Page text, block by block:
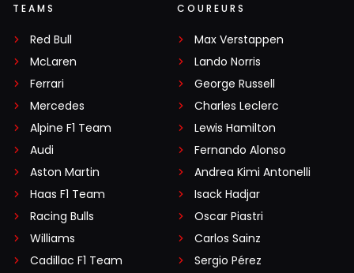
TEAMS
Red Bull
McLaren
Ferrari
Mercedes
Alpine F1 Team
Audi
Aston Martin
Haas F1 Team
Racing Bulls
Williams
Cadillac F1 Team
COUREURS
Max Verstappen
Lando Norris
George Russell
Charles Leclerc
Lewis Hamilton
Fernando Alonso
Andrea Kimi Antonelli
Isack Hadjar
Oscar Piastri
Carlos Sainz
Sergio Pérez